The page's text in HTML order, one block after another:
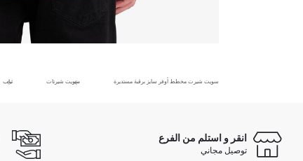
ثياب سويت شيرتات سويت شيرت مخطط أوفر سايز برقبة مستديرة
انقر و استلم من الفرع
توصيل مجاني